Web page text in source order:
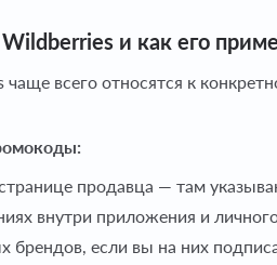
и как его
всего относятся к
странице продавца — там
внутри приложения и
брендов, если вы на них